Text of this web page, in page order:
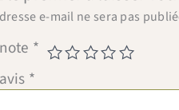
e-mail ne sera pas
*
*